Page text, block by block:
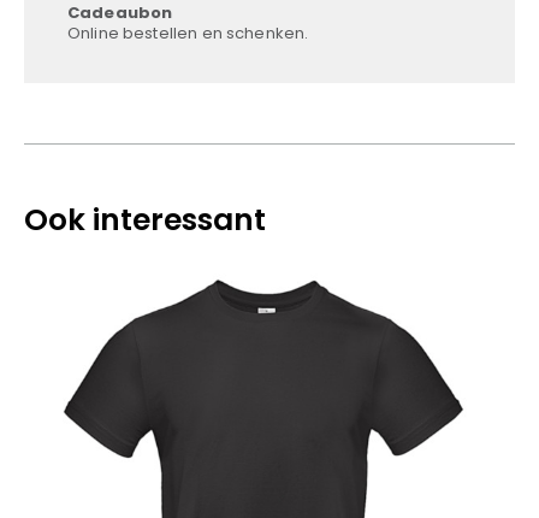
Cadeaubon
Online bestellen en schenken.
Ook interessant